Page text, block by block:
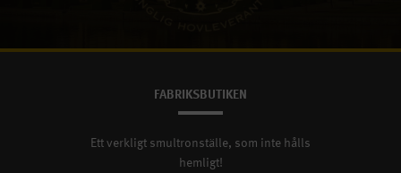
FABRIKSBUTIKEN
Ett verkligt smultronställe, som inte hålls
hemligt!